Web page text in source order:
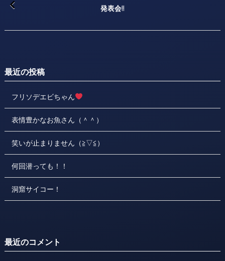
発表会!!
最近の投稿
フリソデエビちゃん
表情豊かなお魚さん（＾＾）
笑いが止まりません（≧▽≦）
何回潜っても！！
洞窟サイコー！
最近のコメント